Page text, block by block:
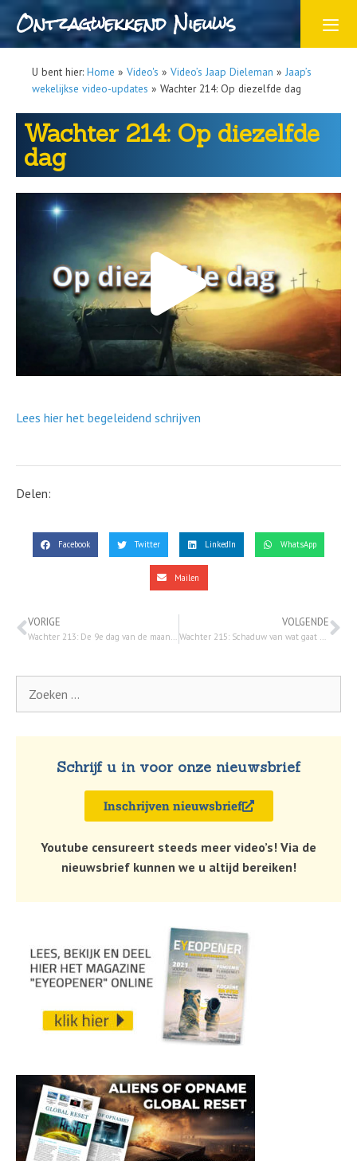
Ontzagwekkend Nieuws
U bent hier: Home » Video's » Video’s Jaap Dieleman » Jaap’s
wekelijkse video-updates » Wachter 214: Op diezelfde dag
Wachter 214: Op diezelfde
dag
Lees hier het begeleidend schrijven
Delen:
Facebook Twitter LinkedIn WhatsApp
Mailen
VORIGE VOLGENDE
Schrijf u in voor onze nieuwsbrief
Inschrijven nieuwsbrief
Youtube censureert steeds meer video’s! Via de
nieuwsbrief kunnen we u altijd bereiken!